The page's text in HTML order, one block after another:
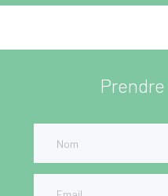
Prendre